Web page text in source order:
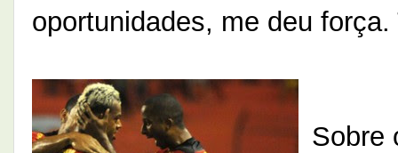
oportunidades, me deu
Sobre